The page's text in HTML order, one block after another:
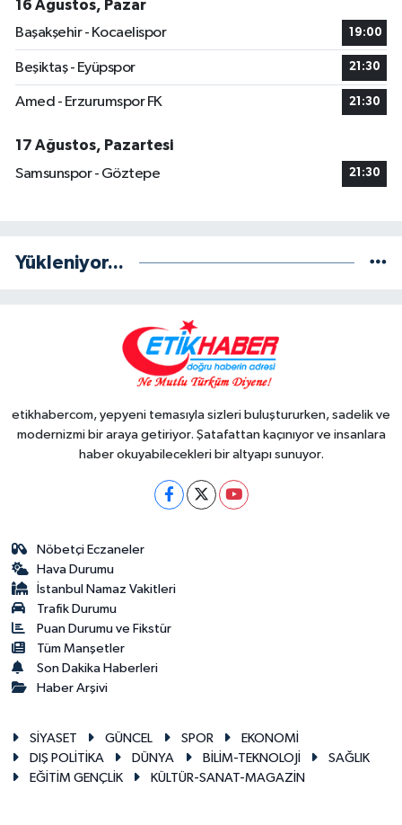
16 Ağustos, Pazar
Başakşehir - Kocaelispor
19:00
Beşiktaş - Eyüpspor 21:30
Amed - Erzurumspor FK 21:30
17 Ağustos, Pazartesi
Samsunspor - Göztepe
21:30
Yükleniyor...
etikhabercom, yepyeni temasıyla sizleri buluştururken, sadelik ve
modernizmi bir araya getiriyor. Şatafattan kaçınıyor ve insanlara
haber okuyabilecekleri bir altyapı sunuyor.
Nöbetçi Eczaneler
Hava Durumu
İstanbul Namaz Vakitleri
Trafik Durumu
Puan Durumu ve Fikstür
Tüm Manşetler
Son Dakika Haberleri
Haber Arşivi
SİYASET GÜNCEL SPOR
EKONOMİ
DIŞ POLİTİKA
DÜNYA BİLİM-TEKNOLOJİ
SAĞLIK
EĞİTİM GENÇLİK
KÜLTÜR-SANAT-MAGAZİN